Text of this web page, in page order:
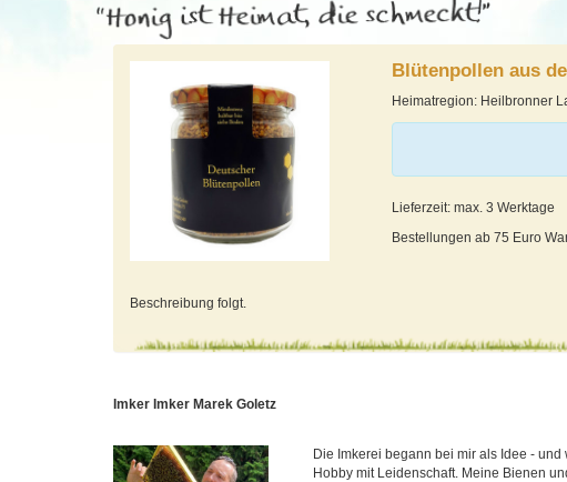
Blütenpollen aus
Heimatregion: Heilbronner
Lieferzeit: max. 3 Werktage
Bestellungen ab 75 Euro
Beschreibung folgt.
Imker Imker Marek Goletz
Die Imkerei begann bei mir als Idee - und
Hobby mit Leidenschaft. Meine Bienen